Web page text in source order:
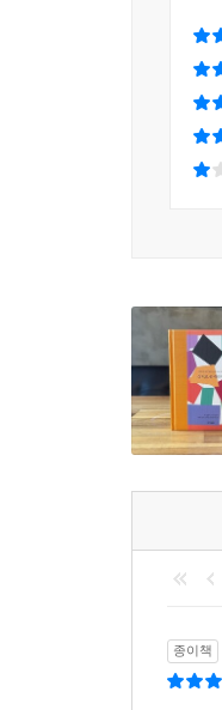
해봐야 합
점쟁이들
왜냐하면
고 하다
삶을 돌
떤 삶의 궤
그치는 것
으로 부르
기 때문에
오고 싶어
세요. 이
깁니다.
해도 행복
종이책